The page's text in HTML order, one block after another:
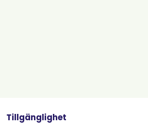
Tillgänglighet